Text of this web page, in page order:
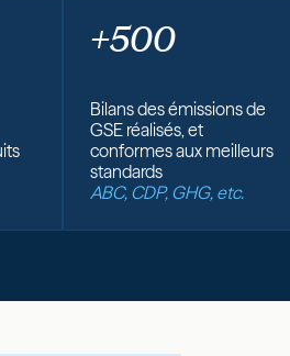
+500
Bilans des émissions de
GSE réalisés, et
conformes aux meilleurs
standards
ABC, CDP, GHG, etc.